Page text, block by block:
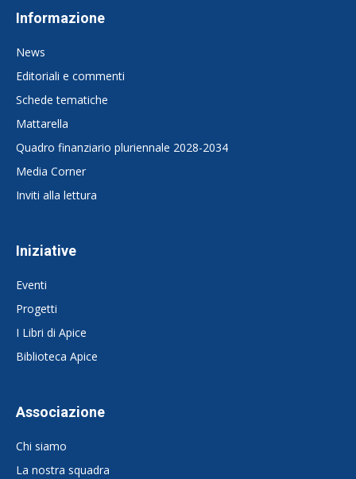
Informazione
News
Editoriali e commenti
Schede tematiche
Mattarella
Quadro finanziario pluriennale 2028-2034
Media Corner
Inviti alla lettura
Iniziative
Eventi
Progetti
I Libri di Apice
Biblioteca Apice
Associazione
Chi siamo
La nostra squadra